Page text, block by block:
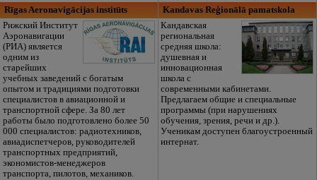
Rīgas Aeronavigācijas institūts
Рижский Институт
Аэронавигации
(РИА) является
одним из
старейших
учебных заведений с богатым
опытом и традициями подготовки
специалистов в авиационной и
транспортной сфере. За 80 лет
работы было подготовлено более 50
000 специалистов: радиотехников,
авиадиспетчеров, руководителей
транспортных предприятий,
экономистов-менеджеров
транспорта, пилотов, механиков.
Kandavas Reģionālā pamatskola
Кандавская
региональная
средняя школа:
душевная и
инновационная
школа с
современными кабинетами.
Предлагаем общие и специальные
программы (при нарушениях
обучения, зрения, речи и др.).
Ученикам доступен благоустроенный
интернат.